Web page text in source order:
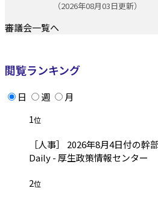
（2026年08月03日更新）
審議会一覧へ
閲覧ランキング
日 週
月
1位
［人事］ 2026年8月4日付の
Daily - 厚生政策情報センター
2位